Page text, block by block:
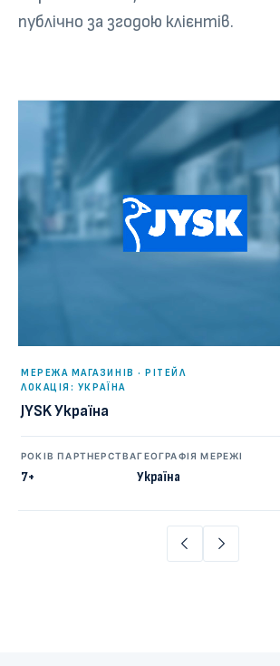
публічно за згодою клієнтів.
БАНКІВСЬКА МЕРЕЖА · ТЕХНІЧНА ЕКСПЛУАТАЦІЯ
ЛОКАЦІЯ: УКРАЇНА
АТ «УНІВЕРСАЛ БАНК»
ВІДДІЛЕНЬ В ОБСЛУГОВУВАННІГЕОГРАФІЯ МЕРЕЖІ
Україна